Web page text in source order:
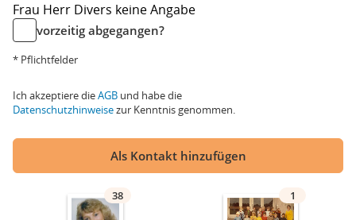
Frau Herr Divers keine Angabe
vorzeitig abgegangen?
* Pflichtfelder
Ich akzeptiere dieAGB und habe die
Datenschutzhinweisezur Kenntnis genommen.
Als Kontakt hinzufügen
38 1